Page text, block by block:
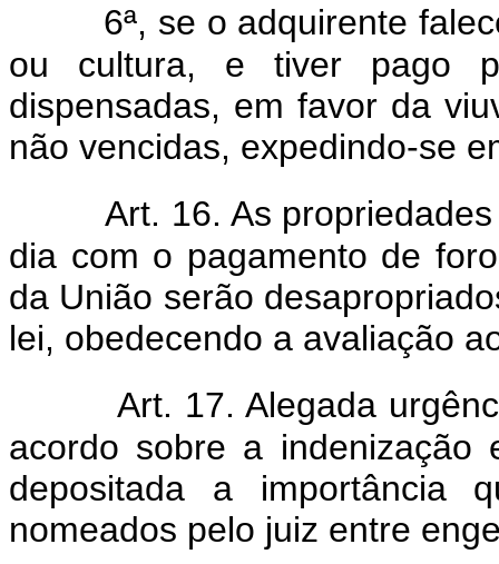
6ª, se o adquirente
ou cultura, e tiver pago
dispensadas, em favor da
não vencidas, expedindo-se
Art. 16. As
dia com o pagamento de
da União serão
lei, obedecendo a avaliação
Art. 17. Alegada
acordo sobre a indenização
depositada a importância
nomeados pelo juiz entre